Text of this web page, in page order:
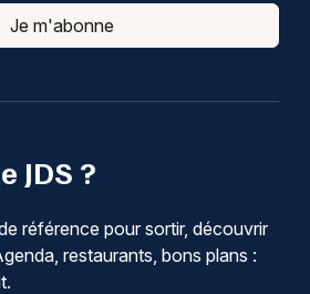
JDS ?
référence pour sortir, découvrir
restaurants, bons plans :
Je m'abonne